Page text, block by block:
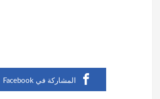
المشاركة في Facebook